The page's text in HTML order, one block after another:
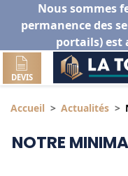
Nous sommes
permanence des
portails) est
DEVIS
Accueil Actualités
NOTRE